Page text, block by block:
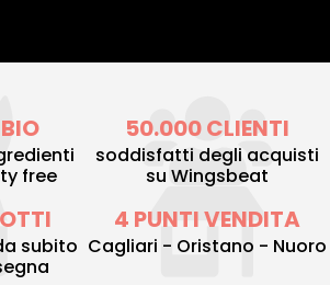
free
50.000 CLIENTI
soddisfatti degli acquisti
su Wingsbeat
subito
4 PUNTI VENDITA
Cagliari - Oristano - Nuoro